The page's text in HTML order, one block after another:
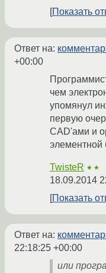
Показать
Ответ на:
+00:00
чем
упомянул
первую
CAD'ами и
элементной
TwisteR ★★
18.09.2014
Показать
Ответ на:
22:18:25 +00:00
или